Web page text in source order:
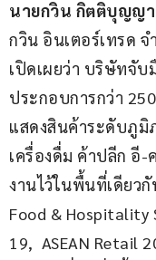
นายกวิน กิตติบุญญา
กวิน อินเตอร์เทรด
เปิดเผยว่า บริษัทจั
ประกอบการกว่า
แสดงสินค้าระดับภูมิ
เครื่องดื่ม ค้าปลีก อี-
งานไว้ในพื้นที่เดียว
Food & Hospitality
19,  ASEAN Retail